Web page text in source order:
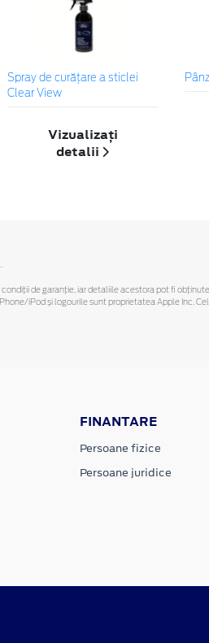
Spray de curățare a sticlei
Clear View
Vizualizați
detalii
de garanție, iar detaliile acestora pot fi
iPod și logourile sunt proprietatea Apple Inc.
FINANTARE
Persoane fizice
Persoane juridice